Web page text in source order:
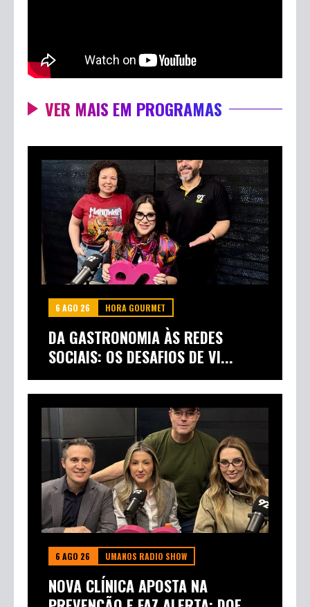
VER MAIS EM PROGRAMAS
6 AGO 26 HORA GOURMET
DA GASTRONOMIA ÀS REDES
SOCIAIS: OS DESAFIOS DE VI...
6 AGO 26 UMANOS RADIO SHOW
NOVA CLÍNICA APOSTA NA